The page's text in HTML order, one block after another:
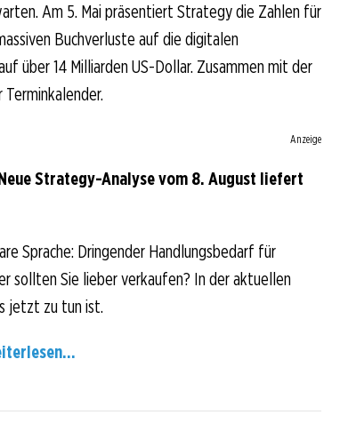
Am 5. Mai präsentiert Strategy die Zahlen für
Buchverluste auf die digitalen
über 14 Milliarden US-Dollar. Zusammen mit der
Anzeige
Strategy-Analyse vom 8. August liefert
Sprache: Dringender Handlungsbedarf für
sollten Sie lieber verkaufen? In der aktuellen
jetzt zu tun ist.